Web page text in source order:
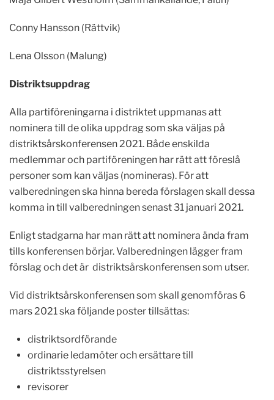
Conny Hansson (Rättvik)
Lena Olsson (Malung)
Distriktsuppdrag
Alla partiföreningarna i distriktet uppmanas att
nominera till de olika uppdrag som ska väljas på
distriktsårskonferensen 2021. Både enskilda
medlemmar och partiföreningen har rätt att föreslå
personer som kan väljas (nomineras). För att
valberedningen ska hinna bereda förslagen skall dessa
komma in till valberedningen senast 31 januari 2021.
Enligt stadgarna har man rätt att nominera ända fram
tills konferensen börjar. Valberedningen lägger fram
förslag och det är distriktsårskonferensen som utser.
Vid distriktsårskonferensen som skall genomföras 6
mars 2021 ska följande poster tillsättas:
distriktsordförande
ordinarie ledamöter och ersättare till
distriktsstyrelsen
revisorer